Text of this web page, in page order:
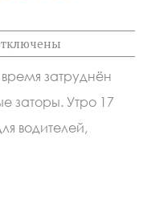
4
затруднён
заторы. Утро 17
водителей,